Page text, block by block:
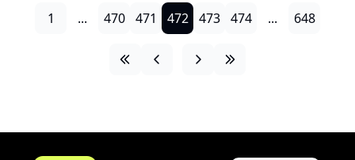
1 ... 470 471 472 473 474 ... 648